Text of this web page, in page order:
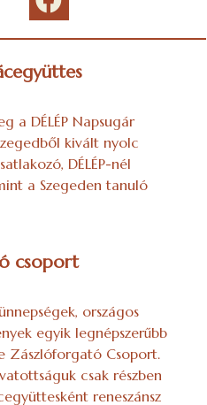
a DÉLÉP Napsugár
kivált nyolc
DÉLÉP-nél
a Szegeden tanuló
csoport
országos
egyik legnépszerűbb
Zászlóforgató Csoport.
csak részben
reneszánsz